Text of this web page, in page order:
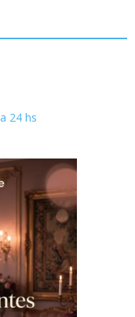
24 hs